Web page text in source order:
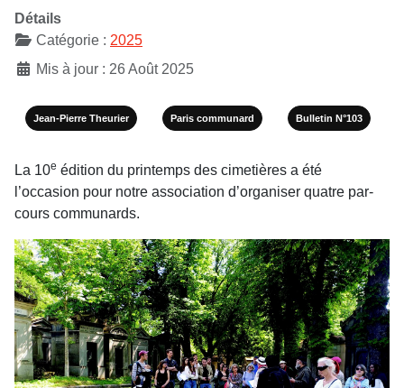
Détails
Catégorie : 2025
Mis à jour : 26 Août 2025
Jean-Pierre Theurier Paris communard Bulletin N°103
La 10e édition du printemps des cime­tières a été
l’occasion pour notre association d’organiser quatre par­
cours communards.